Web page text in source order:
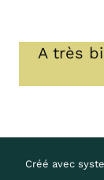
A très
Créé avec